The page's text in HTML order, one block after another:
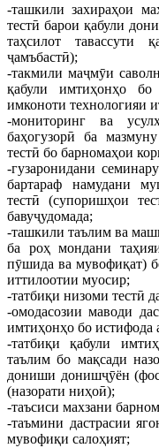
-ташкили захираҳои
тестӣ барои қабули
таҳсилот
ҷамъбастӣ);
-такмили маҷмӯи
қабули имтиҳонҳо
имконоти технологияи
-мониторинг ва
баҳогузорӣ ба
тестӣ бо барномаҳои
-гузаронидани
бартараф намудани
тестӣ (супоришҳои
бавуҷудомада;
-ташкили таълим ва
ба роҳ мондани
пӯшида ва мувофиқат)
иттилоотии муосир;
-татбиқи низоми тестӣ
-омодасозии маводи
имтиҳонҳо бо истифода
-татбиқи қабули
таълим бо мақсади
дониши донишҷӯён
(назорати ниҳоӣ);
-таъсиси махзани
-таъмини дастрасии
мувофиқи салоҳият;